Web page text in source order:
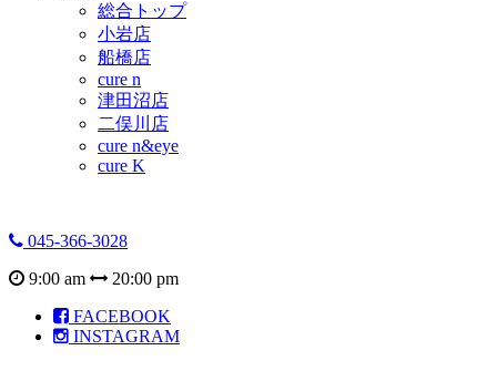
総合トップ
小岩店
船橋店
cure n
津田沼店
二俣川店
cure n&eye
cure K
045-366-3028
9:00 am
20:00 pm
FACEBOOK
INSTAGRAM